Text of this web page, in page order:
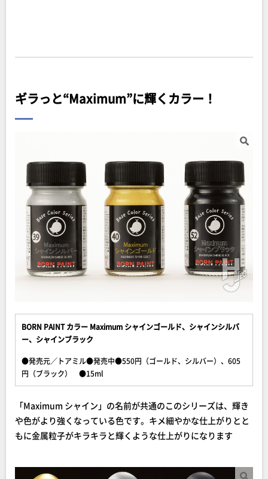
ギラっと“Maximum”に輝くカラー！
BORN PAINT カラー Maximum シャインゴールド、 シャインシルバ
ー、 シャインブラック
●発売元／トアミル●発売中●550円（ゴールド、シルバー）、605
円（ブラック） ●15ml
「Maximum シャイン」の名前が共通のこのシリーズは、輝き
や色がより強くなっている色です。キメ細やかな仕上がりとと
もに金属粒子がキラキラと輝くような仕上がりになります